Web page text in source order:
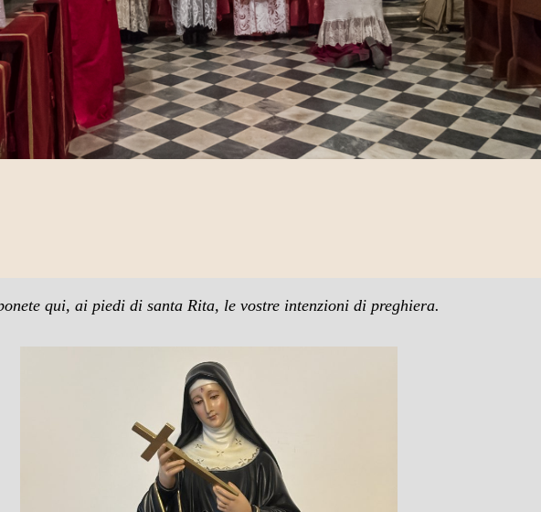
qui, ai piedi di santa Rita, le vostre intenzioni di preghiera.